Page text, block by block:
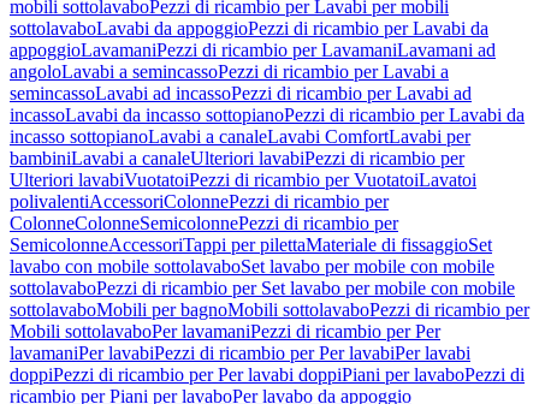
mobili sottolavaboPezzi di ricambio per Lavabi per mobili
sottolavaboLavabi da appoggioPezzi di ricambio per Lavabi da
appoggioLavamaniPezzi di ricambio per LavamaniLavamani ad
angoloLavabi a semincassoPezzi di ricambio per Lavabi a
semincassoLavabi ad incassoPezzi di ricambio per Lavabi ad
incassoLavabi da incasso sottopianoPezzi di ricambio per Lavabi da
incasso sottopianoLavabi a canaleLavabi ComfortLavabi per
bambiniLavabi a canaleUlteriori lavabiPezzi di ricambio per
Ulteriori lavabiVuotatoiPezzi di ricambio per VuotatoiLavatoi
polivalentiAccessoriColonnePezzi di ricambio per
ColonneColonneSemicolonnePezzi di ricambio per
SemicolonneAccessoriTappi per pilettaMateriale di fissaggioSet
lavabo con mobile sottolavaboSet lavabo per mobile con mobile
sottolavaboPezzi di ricambio per Set lavabo per mobile con mobile
sottolavaboMobili per bagnoMobili sottolavaboPezzi di ricambio per
Mobili sottolavaboPer lavamaniPezzi di ricambio per Per
lavamaniPer lavabiPezzi di ricambio per Per lavabiPer lavabi
doppiPezzi di ricambio per Per lavabi doppiPiani per lavaboPezzi di
ricambio per Piani per lavaboPer lavabo da appoggio